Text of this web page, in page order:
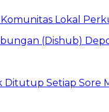
Lokal
Setiap Sore